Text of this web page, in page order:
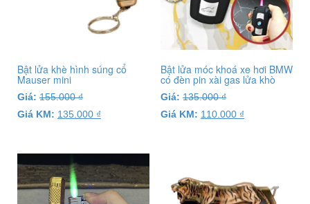
Bật lửa khè hình súng cổ
Mauser mini
Giá: 155.000₫
Giá KM: 135.000 ₫
Bật lửa móc khoá xe hơi BMW
có đèn pin xài gas lửa khò
Giá: 135.000₫
Giá KM: 110.000 ₫